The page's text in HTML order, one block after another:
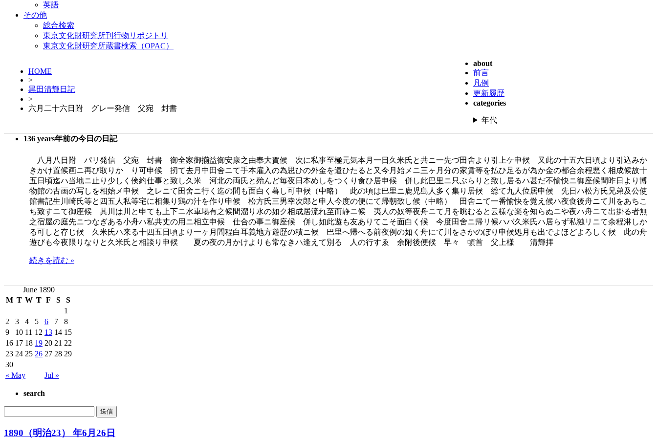
英語
その他
総合検索
東京文化財研究所刊行物リポジトリ
東京文化財研究所蔵書検索（OPAC）
HOME
>
黒田清輝日記
>
六月二十六日附 グレー発信 父宛 封書
about
前言
凡例
更新履歴
categories
年代
136 years年前の今日の日記
八月八日附 パリ発信 父宛 封書 御全家御揃益御安康之由奉大賀候 次に私事至極元気本月一日久米氏と共ニ一先づ田舍より引上ケ申候 又此の十五六日頃より引込みか
きかけ置候画ニ再び取りかゝり可申候 扨て去月中田舍ニて手本雇入の為思ひの外金を遣ひたると又今月始メニ三ヶ月分の家賃等を払ひ足るが為か金の都合余程悪く相成候故十
五日頃迄ハ当地ニ止り少しく倹約仕事と致し久米 河北の両氏と殆んど毎夜日本めしをつくり食ひ居申候 併し此巴里ニ只ぶらりと致し居るハ甚だ不愉快ニ御座候間昨日より博
物館の古画の写しを相始メ申候 之レニて田舍ニ行く迄の間も面白く暮し可申候（中略） 此の頃は巴里ニ鹿児島人多く集り居候 総て九人位居申候 先日ハ松方氏兄弟及公使
館書記生川崎氏等と四五人私等宅に相集り鶏の汁を作り申候 松方氏三男幸次郎と申人今度の便にて帰朝致し候（中略） 田舍ニて一番愉快を覚え候ハ夜食後舟ニて川をあちこ
ち致すニて御座候 其川は川と申ても上下ニ水車場有之候間溜り水の如ク相成居流れ至而静ニ候 夷人の奴等夜舟ニて月を眺むると云様な楽を知らぬニや夜ハ舟ニて出掛る者無
之宿屋の庭先ニつなぎある小舟ハ私共丈の用ニ相立申候 仕合の事ニ御座候 併し如此遊も友ありてこそ面白く候 今度田舍ニ帰リ候ハバ久米氏ハ居らず私独リニて余程淋しか
る可しと存じ候 久米氏ハ来る十四五日頃より一ヶ月間程白耳義地方遊歴の積ニ候 巴里へ帰へる前夜例の如く舟にて川をさかのぼり申候処月も出でよほどよろしく候 此の舟
遊びも今夜限りなりと久米氏と相談り申候 夏の夜の月かけよりも常なきハ逢えて別るゝ人の行すゑ 余附後便候 早々 頓首 父上様 清輝拝
続きを読む »
June 1890
M T W T F S S
« May Jul »
1
2
3 4 5 6 7
8
9
10 11 12 13 14 15
16 17 18 19 20 21 22
23 24 25 26 27 28 29
30
search
1890（明治23） 年6月26日